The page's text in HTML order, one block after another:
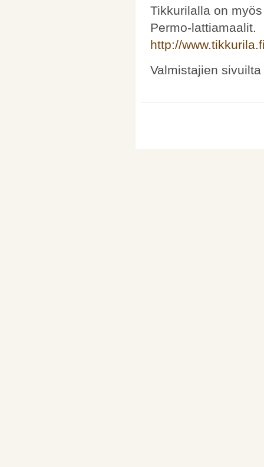
Tikkurilalla on
Permo-lattiamaalit.
http://
Valmistajien